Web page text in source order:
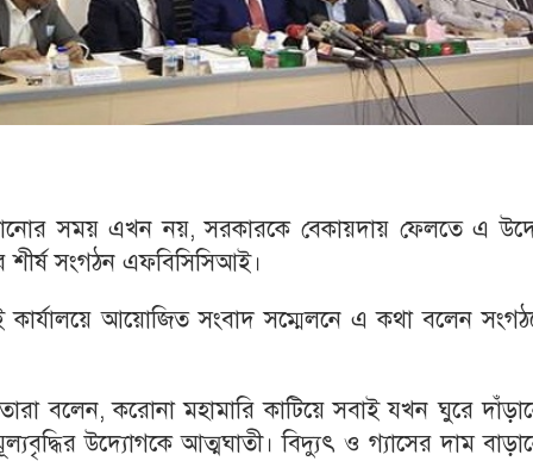
সময় এখন নয়, সরকারকে বেকায়দায় ফেলতে এ
শীর্ষ সংগঠন এফবিসিসিআই।
কার্যালয়ে আয়োজিত সংবাদ সম্মেলনে এ কথা বলেন
বলেন, করোনা মহামারি কাটিয়ে সবাই যখন ঘুরে
উদ্যোগকে আত্মঘাতী। বিদ্যুৎ ও গ্যাসের দাম